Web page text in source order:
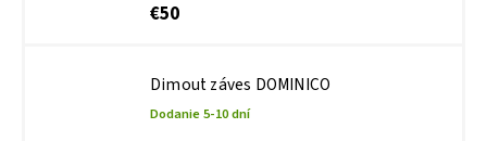
€50
Dimout záves DOMINICO
Dodanie 5-10 dní